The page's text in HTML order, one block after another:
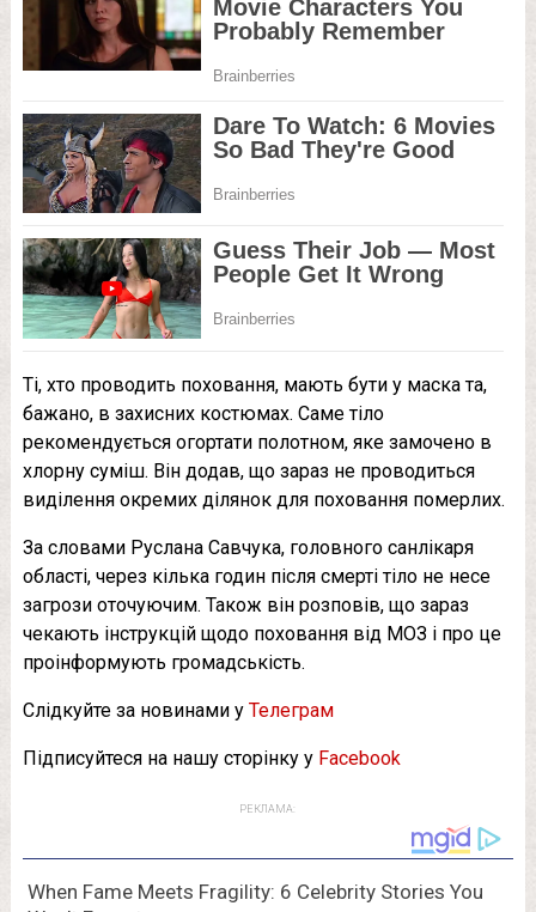
Ті, хто проводить поховання, мають бути у маска та,
бажано, в захисних костюмах. Саме тіло
рекомендується огортати полотном, яке замочено в
хлорну суміш. Він додав, що зараз не проводиться
виділення окремих ділянок для поховання померлих.
За словами Руслана Савчука, головного санлікаря
області, через кілька годин після смерті тіло не несе
загрози оточуючим. Також він розповів, що зараз
чекають інструкцій щодо поховання від МОЗ і про це
проінформують громадськість.
Слідкуйте за новинами у Телеграм
Підписуйтеся на нашу сторінку у Facebook
РЕКЛАМА: